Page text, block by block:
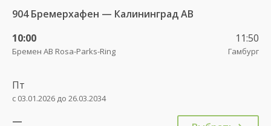
904 Бремерхафен — Калининград АВ
10:00
Бремен АВ Rosa-Parks-Ring
11:50
Гамбург
Пт
с 03.01.2026 до 26.03.2034
—